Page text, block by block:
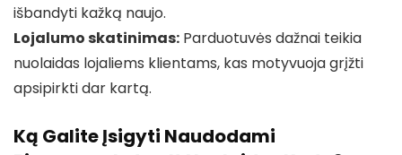
išbandyti kažką naujo.
Lojalumo skatinimas: Parduotuvės dažnai teikia
nuolaidas lojaliems klientams, kas motyvuoja grįžti
apsipirkti dar kartą.
Ką Galite Įsigyti Naudodami